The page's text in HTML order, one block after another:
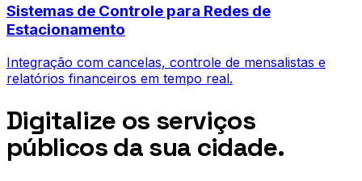
Sistemas de Controle para Redes de
Estacionamento
Integração com cancelas, controle de mensalistas e
relatórios financeiros em tempo real.
Digitalize os serviços
públicos da sua cidade.